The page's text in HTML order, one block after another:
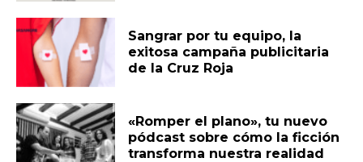
Sangrar por tu equipo, la
exitosa campaña publicitaria
de la Cruz Roja
«Romper el plano», tu nuevo
pódcast sobre cómo la ficción
transforma nuestra realidad